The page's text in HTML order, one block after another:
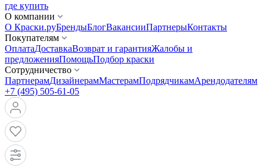
где купить
О компании
О Краски.руБрендыБлогВакансииПартнерыКонтакты
Покупателям
ОплатаДоставкаВозврат и гарантияЖалобы и
предложенияПомощьПодбор краски
Сотрудничество
ПартнерамДизайнерамМастерамПодрядчикамАрендодателям
+7 (495) 505-61-05